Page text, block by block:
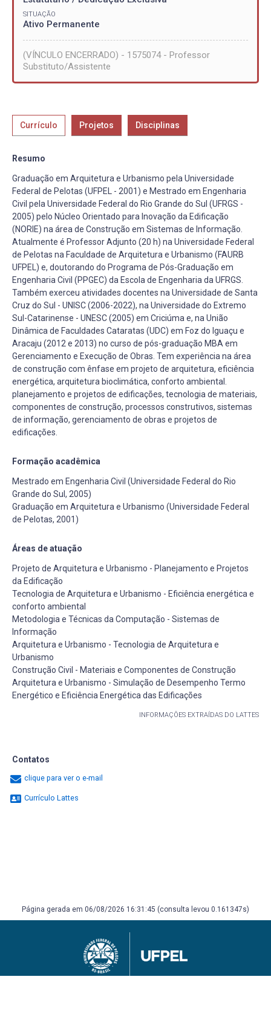
SITUAÇÃO
Ativo Permanente
(VÍNCULO ENCERRADO) - 1575074 - Professor
Substituto/Assistente
Currículo Projetos Disciplinas
Resumo
Graduação em Arquitetura e Urbanismo pela Universidade
Federal de Pelotas (UFPEL - 2001) e Mestrado em Engenharia
Civil pela Universidade Federal do Rio Grande do Sul (UFRGS -
2005) pelo Núcleo Orientado para Inovação da Edificação
(NORIE) na área de Construção em Sistemas de Informação.
Atualmente é Professor Adjunto (20 h) na Universidade Federal
de Pelotas na Faculdade de Arquitetura e Urbanismo (FAURB
UFPEL) e, doutorando do Programa de Pós-Graduação em
Engenharia Civil (PPGEC) da Escola de Engenharia da UFRGS.
Também exerceu atividades docentes na Universidade de Santa
Cruz do Sul - UNISC (2006-2022), na Universidade do Extremo
Sul-Catarinense - UNESC (2005) em Criciúma e, na União
Dinâmica de Faculdades Cataratas (UDC) em Foz do Iguaçu e
Aracaju (2012 e 2013) no curso de pós-graduação MBA em
Gerenciamento e Execução de Obras. Tem experiência na área
de construção com ênfase em projeto de arquitetura, eficiência
energética, arquitetura bioclimática, conforto ambiental.
planejamento e projetos de edificações, tecnologia de materiais,
componentes de construção, processos construtivos, sistemas
de informação, gerenciamento de obras e projetos de
edificações.
Formação acadêmica
Mestrado em Engenharia Civil (Universidade Federal do Rio
Grande do Sul, 2005)
Graduação em Arquitetura e Urbanismo (Universidade Federal
de Pelotas, 2001)
Áreas de atuação
Projeto de Arquitetura e Urbanismo - Planejamento e Projetos
da Edificação
Tecnologia de Arquitetura e Urbanismo - Eficiência energética e
conforto ambiental
Metodologia e Técnicas da Computação - Sistemas de
Informação
Arquitetura e Urbanismo - Tecnologia de Arquitetura e
Urbanismo
Construção Civil - Materiais e Componentes de Construção
Arquitetura e Urbanismo - Simulação de Desempenho Termo
Energético e Eficiência Energética das Edificações
INFORMAÇÕES EXTRAÍDAS DO LATTES
Contatos
clique para ver o e-mail
Currículo Lattes
Página gerada em 06/08/2026 16:31:45 (consulta levou 0.161347s)